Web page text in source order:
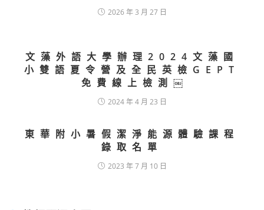
2026 年 3 月 27 日
文藻外語大學辦理2024文藻國
小雙語夏令營及全民英檢GEPT
免費線上檢測￼
2024 年 4 月 23 日
東華附小暑假潔淨能源體驗課程
錄取名單
2023 年 7 月 10 日